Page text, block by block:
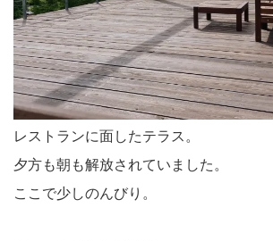
レストランに面したテラス。
夕方も朝も解放されていました。
ここで少しのんびり。